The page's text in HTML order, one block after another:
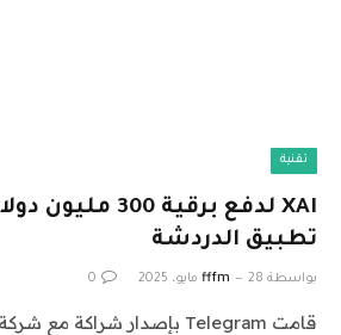
تقنية
تطبيق الدردشة
بواسطة fffm 28 مايو، 2025 0